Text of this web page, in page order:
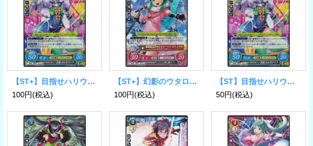
【ST+】目指せハリウッド！ 弓弦エレオノーラ
100円(税込)
【ST+】幻影のウタロイド チキ
100円(税込)
【ST】目指せハリウッド！ 弓弦エレオノーラ
50円(税込)